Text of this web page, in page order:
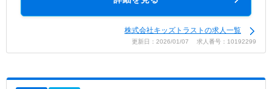
株式会社キッズトラストの求人一覧
更新日：2026/01/07 求人番号：10192299